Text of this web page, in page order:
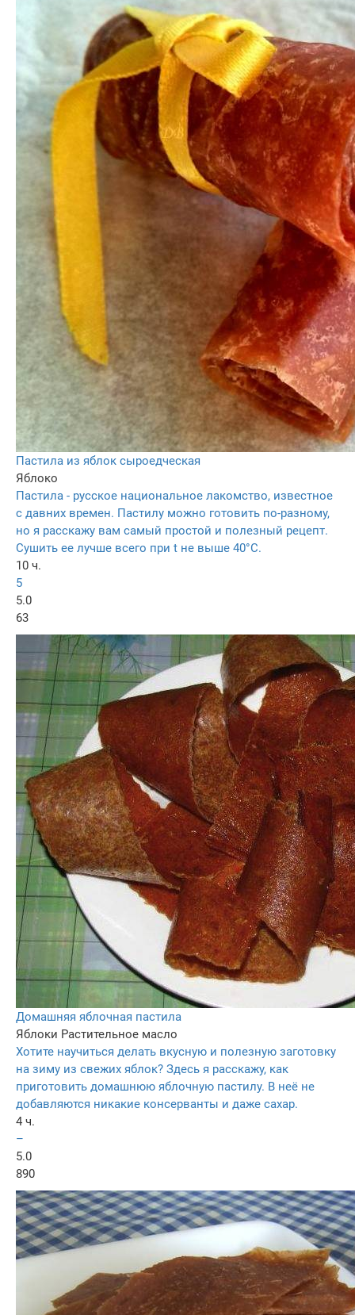
Пастила из яблок сыроедческая
Яблоко
Пастила - русское национальное лакомство, известное
с давних времен. Пастилу можно готовить по-разному,
но я расскажу вам самый простой и полезный рецепт.
Сушить ее лучше всего при t не выше 40°С.
10 ч.
5
5.0
63
Домашняя яблочная пастила
Яблоки Растительное масло
Хотите научиться делать вкусную и полезную заготовку
на зиму из свежих яблок? Здесь я расскажу, как
приготовить домашнюю яблочную пастилу. В неё не
добавляются никакие консерванты и даже сахар.
4 ч.
–
5.0
890